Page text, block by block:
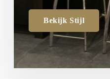
Bekijk Stijl